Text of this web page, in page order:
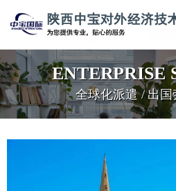
ENTERPRISE
全球化派遣 / 出